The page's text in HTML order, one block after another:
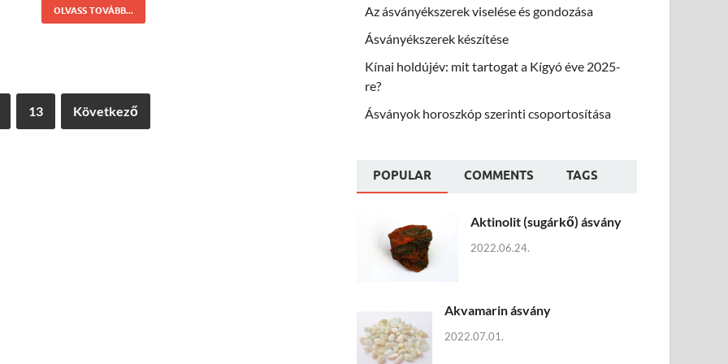
OLVASS TOVÁBB...
13 Következő
Az ásványékszerek viselése és gondozása
Ásványékszerek készítése
Kínai holdújév: mit tartogat a Kígyó éve 2025-
re?
Ásványok horoszkóp szerinti csoportosítása
POPULAR COMMENTS TAGS
Aktinolit (sugárkő) ásvány
2022.06.24.
Akvamarin ásvány
2022.07.01.